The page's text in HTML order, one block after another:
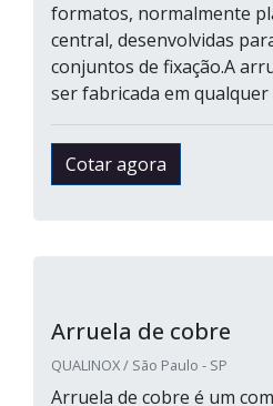
formatos, normalmente
central, desenvolvidas
conjuntos de fixação.A
ser fabricada em
Cotar agora
Arruela de cobre
QUALINOX / São Paulo - SP
Arruela de cobre é um